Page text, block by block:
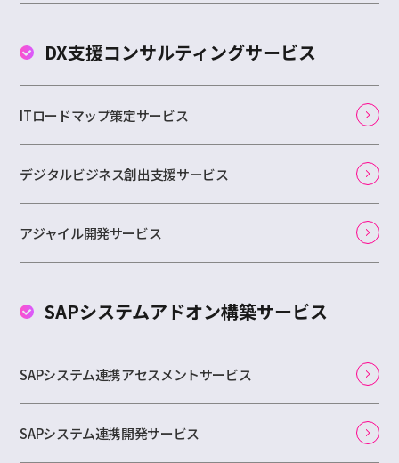
DX支援コンサルティングサービス
ITロードマップ策定サービス
デジタルビジネス創出支援サービス
アジャイル開発サービス
SAPシステムアドオン構築サービス
SAPシステム連携アセスメントサービス
SAPシステム連携開発サービス